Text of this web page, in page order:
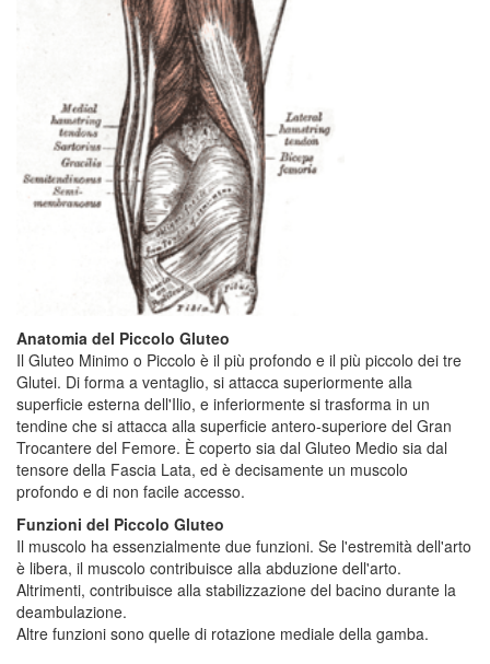
Anatomia del Piccolo Gluteo
Il Gluteo Minimo o Piccolo è il più profondo e il più piccolo dei tre
Glutei. Di forma a ventaglio, si attacca superiormente alla
superficie esterna dell'Ilio, e inferiormente si trasforma in un
tendine che si attacca alla superficie antero-superiore del Gran
Trocantere del Femore. È coperto sia dal Gluteo Medio sia dal
tensore della Fascia Lata, ed è decisamente un muscolo
profondo e di non facile accesso.
Funzioni del Piccolo Gluteo
Il muscolo ha essenzialmente due funzioni. Se l'estremità dell'arto
è libera, il muscolo contribuisce alla abduzione dell'arto.
Altrimenti, contribuisce alla stabilizzazione del bacino durante la
deambulazione.
Altre funzioni sono quelle di rotazione mediale della gamba.